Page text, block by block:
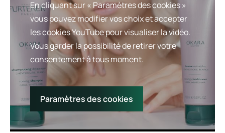
Texture violette aux reflets irrisés hyper-concentrée en
pigments neutralisants.
Senteur du contenu
Parfum fleuri et raffiné
En cliquant sur « Paramètres des cookies »
vous pouvez modifier vos choix et accepter
les cookies YouTube pour visualiser la vidéo.
Vous garder la possibilité de retirer votre
consentement à tous moment.
Paramètres des cookies